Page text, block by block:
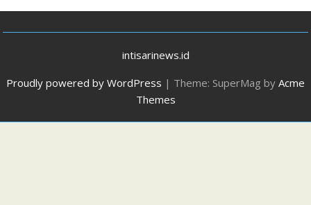
intisarinews.id
Proudly powered by WordPress | Theme: SuperMag by Acme
Themes